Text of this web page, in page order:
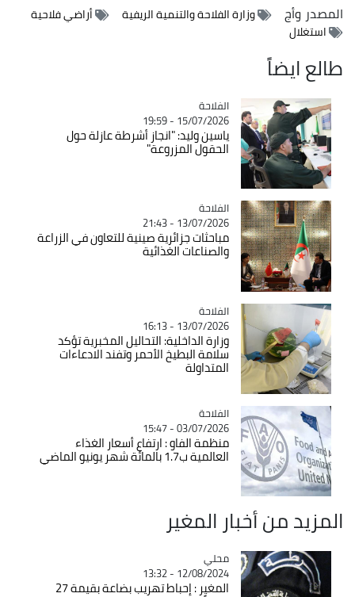
المصدروأج وزارة الفلاحة والتنمية الريفية
أراضي فلاحية
استغلال
طالع ايضاً
Catégorie
الفلاحة
15/07/2026 - 19:59
ياسين وليد: "انجاز أشرطة عازلة حول
الحقول المزروعة"
Catégorie
الفلاحة
13/07/2026 - 21:43
مباحثات جزائرية صينية للتعاون في الزراعة
والصناعات الغذائية
Catégorie
الفلاحة
13/07/2026 - 16:13
وزارة الداخلية: التحاليل المخبرية تؤكد
سلامة البطيخ الأحمر وتفند الادعاءات
المتداولة
Catégorie
الفلاحة
03/07/2026 - 15:47
منظمة الفاو : ارتفاع أسعار الغذاء
العالمية ب1.7 بالمائة شهر يونيو الماضي
المزيد من أخبار المغير
Catégorie
محلي
12/08/2024 - 13:32
المغير : إحباط تهريب بضاعة بقيمة 27